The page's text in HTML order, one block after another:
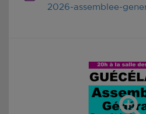
2026-assemblee-